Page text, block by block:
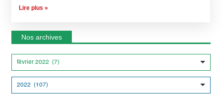
Lire plus »
Nos archives